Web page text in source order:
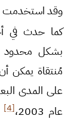
وقد استخدمت
كما حدث في
بشكل محدود
مُنتقاة يمكن
على المدى
عام 2003،
[4]